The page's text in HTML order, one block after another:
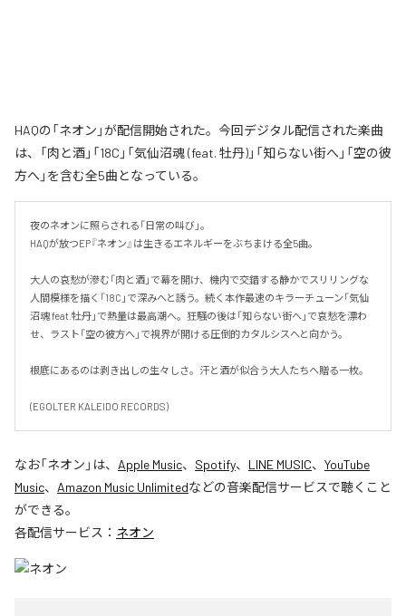
HAQの「ネオン」が配信開始された。今回デジタル配信された楽曲
は、「肉と酒」「18C」「気仙沼魂 (feat. 牡丹)」「知らない街へ」「空の彼
方へ」を含む全5曲となっている。
夜のネオンに照らされる「日常の叫び」。
HAQが放つEP『ネオン』は生きるエネルギーをぶちまける全5曲。
大人の哀愁が滲む「肉と酒」で幕を開け、機内で交錯する静かでスリリングな
人間模様を描く「18C」で深みへと誘う。続く本作最速のキラーチューン「気仙
沼魂 feat.牡丹」で熱量は最高潮へ。狂騒の後は「知らない街へ」で哀愁を漂わ
せ、ラスト「空の彼方へ」で視界が開ける圧倒的カタルシスへと向かう。
根底にあるのは剥き出しの生々しさ。汗と酒が似合う大人たちへ贈る一枚。
(EGOLTER KALEIDO RECORDS)
なお「ネオン 」は、 Apple Music、 Spotify、 LINE MUSIC、 YouTube
Music、 Amazon Music Unlimitedなどの音楽配信サービスで聴くこと
ができる。
各配信サービス： ネオン